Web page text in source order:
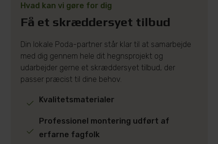
Hvad kan vi gøre for dig
Få et skræddersyet tilbud
Din lokale Poda-partner står klar til at samarbejde
med dig gennem hele dit hegnsprojekt og
udarbejder gerne et skræddersyet tilbud, der
passer præcist til dine behov.
Kvalitetsmaterialer
Professionel montering udført af
erfarne fagfolk